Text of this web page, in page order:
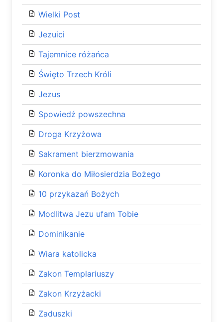
Wielki Post
Jezuici
Tajemnice różańca
Święto Trzech Króli
Jezus
Spowiedź powszechna
Droga Krzyżowa
Sakrament bierzmowania
Koronka do Miłosierdzia Bożego
10 przykazań Bożych
Modlitwa Jezu ufam Tobie
Dominikanie
Wiara katolicka
Zakon Templariuszy
Zakon Krzyżacki
Zaduszki